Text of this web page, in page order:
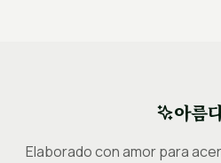
아름
Elaborado con amor para